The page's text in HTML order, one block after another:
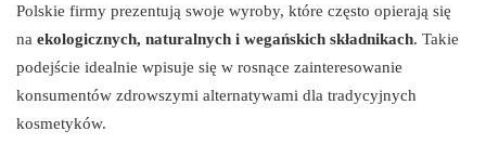
Polskie firmy prezentują swoje wyroby, które często opierają się
na ekologicznych, naturalnych i wegańskich składnikach. Takie
podejście idealnie wpisuje się w rosnące zainteresowanie
konsumentów zdrowszymi alternatywami dla tradycyjnych
kosmetyków.